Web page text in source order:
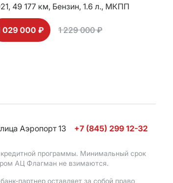
49 177 км, Бензин, 1.6 л., МКПП
029 000 ₽ 1 229 000 ₽
Аэропорт 13 +7 (845) 299 12-32
программы. Минимальный срок
АЦ Флагман не взимаются.
партнер оставляет за собой право